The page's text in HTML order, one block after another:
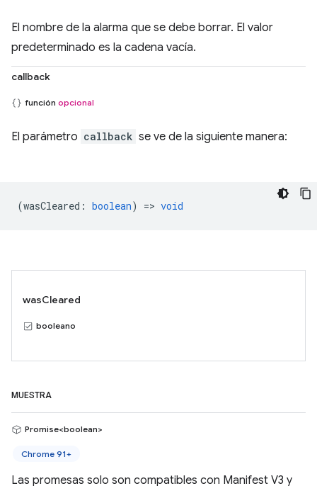
El nombre de la alarma que se debe borrar. El valor
predeterminado es la cadena vacía.
callback
función opcional
El parámetro callback se ve de la siguiente manera:
(wasCleared : boolean) => void
wasCleared
booleano
MUESTRA
Promise<boolean>
Chrome 91+
Las promesas solo son compatibles con Manifest V3 y